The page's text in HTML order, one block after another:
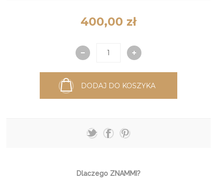
400,00 zł
DODAJ DO KOSZYKA
Dlaczego ZNAMMI?